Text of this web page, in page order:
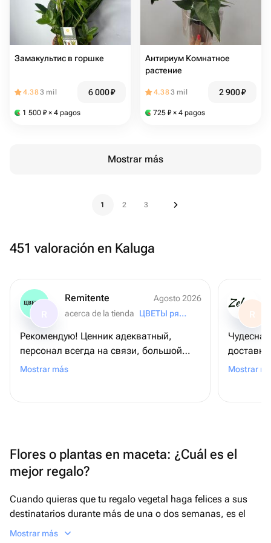
Замакультис в горшке
4.383 mil 6 000₽
1 500 ₽ × 4 pagos
Антириум Комнатное
растение
4.383 mil 2 900₽
725 ₽ × 4 pagos
Mostrar más
1 2 3
451 valoración en Kaluga
Remitente
Agosto 2026
acerca de la tienda
ЦВЕТЫ рядом
Рекомендую! Ценник адекватный,
персонал всегда на связи, большой
выбор ассортимента. Классно, что есть
Mostrar más
R
Mostrar
Flores o plantas en maceta: ¿Cuál es el
mejor regalo?
Cuando quieras que tu regalo vegetal haga felices a sus
destinatarios durante más de una o dos semanas, es el
momento de recurrir a las plantas de flor en maceta. A
Mostrar más